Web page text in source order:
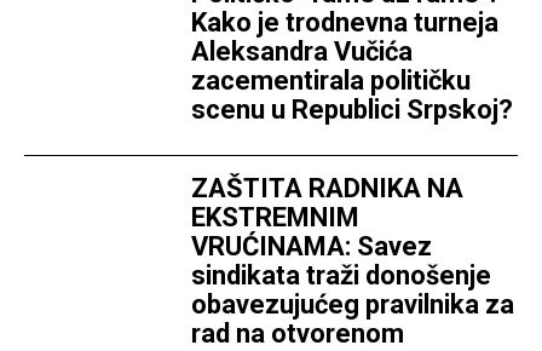
Kako je trodnevna turneja
Aleksandra Vučića
zacementirala političku
scenu u Republici Srpskoj?
ZAŠTITA RADNIKA NA
EKSTREMNIM
VRUĆINAMA: Savez
sindikata traži donošenje
obavezujućeg pravilnika za
rad na otvorenom